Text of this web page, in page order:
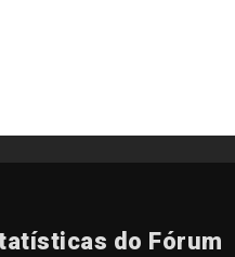
do Fórum